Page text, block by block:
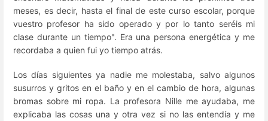
meses, es decir, hasta el final de este curso escolar, porque
vuestro profesor ha sido operado y por lo tanto seréis mi
clase durante un tiempo". Era una persona energética y me
recordaba a quien fui yo tiempo atrás.
Los días siguientes ya nadie me molestaba, salvo algunos
susurros y gritos en el baño y en el cambio de hora, algunas
bromas sobre mi ropa. La profesora Nille me ayudaba, me
explicaba las cosas una y otra vez si no las entendía y me